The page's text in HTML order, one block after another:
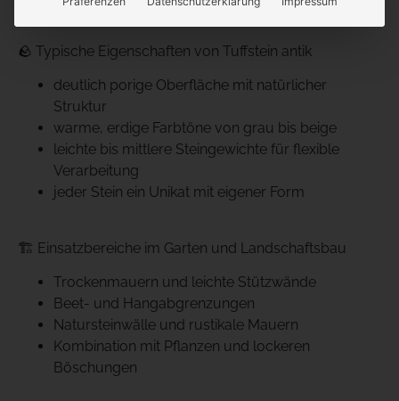
🪨 Typische Eigenschaften von Tuffstein antik
deutlich porige Oberfläche mit natürlicher
Struktur
warme, erdige Farbtöne von grau bis beige
leichte bis mittlere Steingewichte für flexible
Verarbeitung
jeder Stein ein Unikat mit eigener Form
🏗️ Einsatzbereiche im Garten und Landschaftsbau
Trockenmauern und leichte Stützwände
Beet- und Hangabgrenzungen
Natursteinwälle und rustikale Mauern
Kombination mit Pflanzen und lockeren
Böschungen